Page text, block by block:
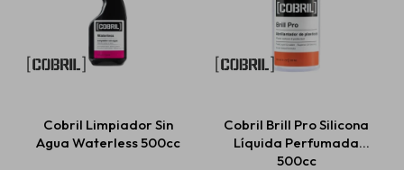
Cobril Limpiador Sin
Agua Waterless 500cc
Cobril Brill Pro Silicona
Líquida Perfumada
500cc